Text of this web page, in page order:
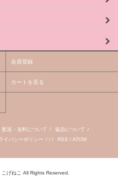
会員登録
カートを見る
配送・送料について / 返品について /
イバシーポリシー / / / RSS / ATOM
げねこ All Rights Reserved.